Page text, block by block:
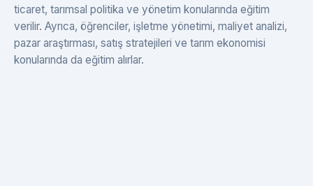
ticaret, tarımsal politika ve yönetim konularında eğitim
verilir. Ayrıca, öğrenciler, işletme yönetimi, maliyet analizi,
pazar araştırması, satış stratejileri ve tarım ekonomisi
konularında da eğitim alırlar.